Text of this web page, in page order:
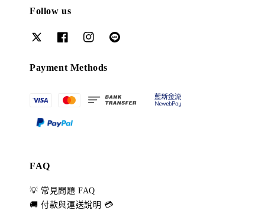
Follow us
Payment Methods
FAQ
💡 常見問題 FAQ
🚚 付款與運送說明 💳